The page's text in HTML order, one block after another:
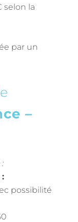
selon la
par un
–
:
:
possibilité